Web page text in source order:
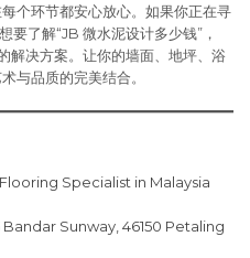
个环节都安心放心。如果你正在寻
要了解“JB 微水泥设计多少钱”，
决方案。让你的墙面、地坪、浴
与品质的完美结合。
Specialist in Malaysia
Bandar Sunway, 46150 Petaling